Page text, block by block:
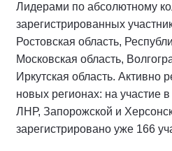
Лидерами по абсолютному
зарегистрированных
Ростовская область,
Московская область,
Иркутская область. Активно
новых регионах: на участие
ЛНР, Запорожской и
зарегистрировано уже 166